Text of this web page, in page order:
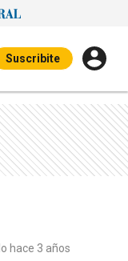
Suscribite
hace 3 años